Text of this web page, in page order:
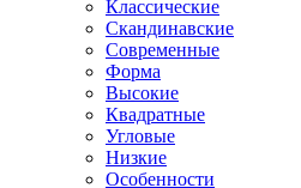
Классические
Скандинавские
Современные
Форма
Высокие
Квадратные
Угловые
Низкие
Особенности